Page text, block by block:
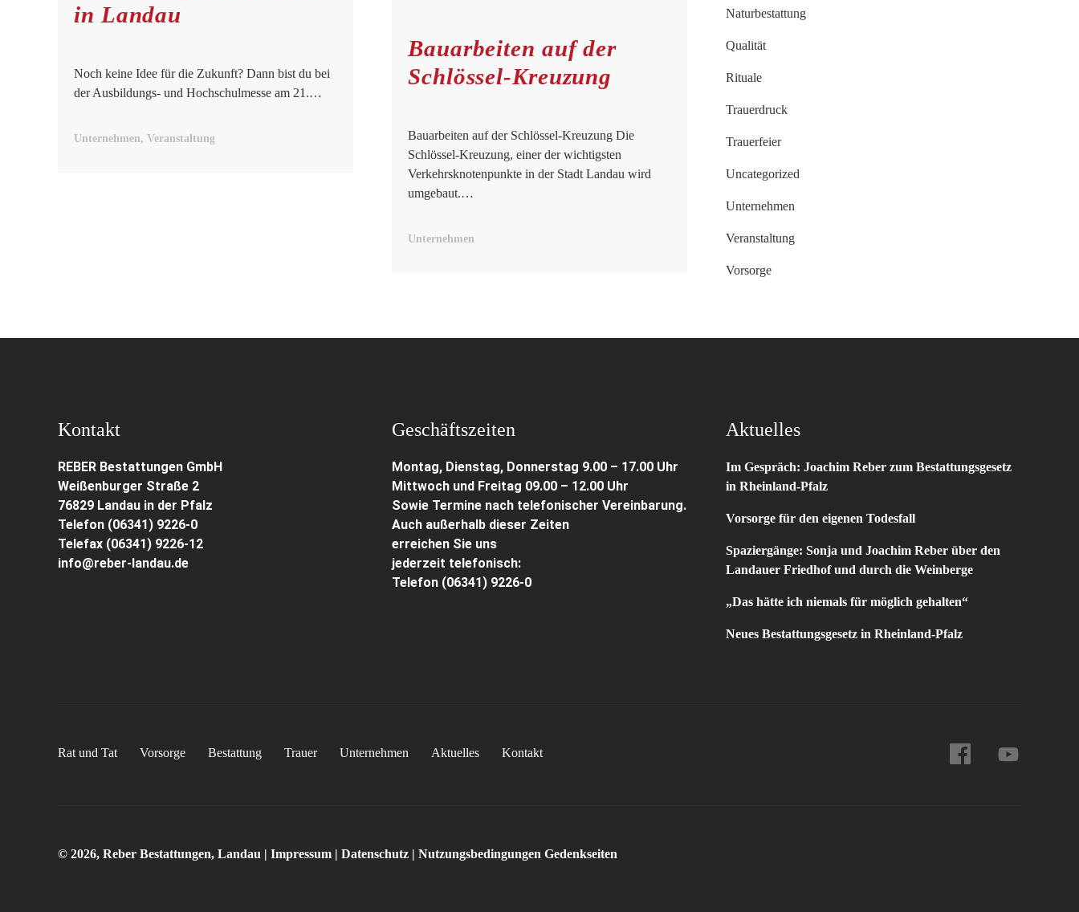
in Landau
Noch keine Idee für die Zukunft? Dann bist du bei
der Ausbildungs- und Hochschulmesse am 21.…
Unternehmen, Veranstaltung
Bauarbeiten auf der
Schlössel-Kreuzung
Bauarbeiten auf der Schlössel-Kreuzung Die
Schlössel-Kreuzung, einer der wichtigsten
Verkehrsknotenpunkte in der Stadt Landau wird
umgebaut.…
Unternehmen
Naturbestattung
Qualität
Rituale
Trauerdruck
Trauerfeier
Uncategorized
Unternehmen
Veranstaltung
Vorsorge
Kontakt
REBER Bestattungen GmbH
Weißenburger Straße 2
76829 Landau in der Pfalz
Telefon (06341) 9226-0
Telefax (06341) 9226-12
info@reber-landau.de
Geschäftszeiten
Montag, Dienstag, Donnerstag 9.00 – 17.00 Uhr
Mittwoch und Freitag 09.00 – 12.00 Uhr
Sowie Termine nach telefonischer Vereinbarung.
Auch außerhalb dieser Zeiten
erreichen Sie uns
jederzeit telefonisch:
Telefon (06341) 9226-0
Aktuelles
Im Gespräch: Joachim Reber zum Bestattungsgesetz
in Rheinland-Pfalz
Vorsorge für den eigenen Todesfall
Spaziergänge: Sonja und Joachim Reber über den
Landauer Friedhof und durch die Weinberge
„Das hätte ich niemals für möglich gehalten“
Neues Bestattungsgesetz in Rheinland-Pfalz
Rat und Tat Vorsorge Bestattung Trauer Unternehmen Aktuelles Kontakt
© 2026, Reber Bestattungen, Landau | Impressum | Datenschutz | Nutzungsbedingungen Gedenkseiten